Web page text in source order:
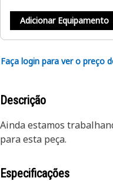
Adicionar Equipamento
Faça login para ver o preço
Descrição
Ainda estamos
para esta peça.
Especificações